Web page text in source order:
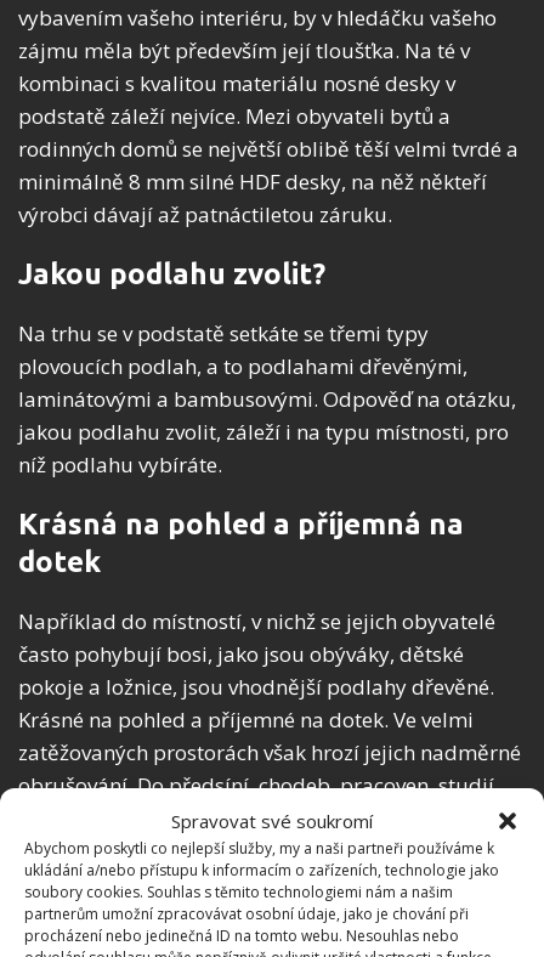
Spravovat své soukromí
Abychom poskytli co nejlepší služby, my a naši partneři používáme k
ukládání a/nebo přístupu k informacím o zařízeních, technologie jako
soubory cookies. Souhlas s těmito technologiemi nám a našim
partnerům umožní zpracovávat osobní údaje, jako je chování při
procházení nebo jedinečná ID na tomto webu. Nesouhlas nebo
vybavením vašeho interiéru, by v hledáčku vašeho
zájmu měla být především její tloušťka. Na té v
kombinaci s kvalitou materiálu nosné desky v
podstatě záleží nejvíce. Mezi obyvateli bytů a
rodinných domů se největší oblibě těší velmi tvrdé a
minimálně 8 mm silné HDF desky, na něž někteří
výrobci dávají až patnáctiletou záruku.
Jakou podlahu zvolit?
Na trhu se v podstatě setkáte se třemi typy
plovoucích podlah, a to podlahami dřevěnými,
laminátovými a bambusovými. Odpověď na otázku,
jakou podlahu zvolit, záleží i na typu místnosti, pro
níž podlahu vybíráte.
Krásná na pohled a příjemná na
dotek
Například do místností, v nichž se jejich obyvatelé
často pohybují bosi, jako jsou obýváky, dětské
pokoje a ložnice, jsou vhodnější podlahy dřevěné.
Krásné na pohled a příjemné na dotek. Ve velmi
zatěžovaných prostorách však hrozí jejich nadměrné
obrušování. Do předsíní, chodeb, pracoven, studií,
technických místností, ale i veřejných prostor jsou
proto vhodnější odolné podlahy laminátové. S
výjimkou kuchyní a koupelen, do nichž lze doporučit
například vlhku odolávající podlahy bambusové.